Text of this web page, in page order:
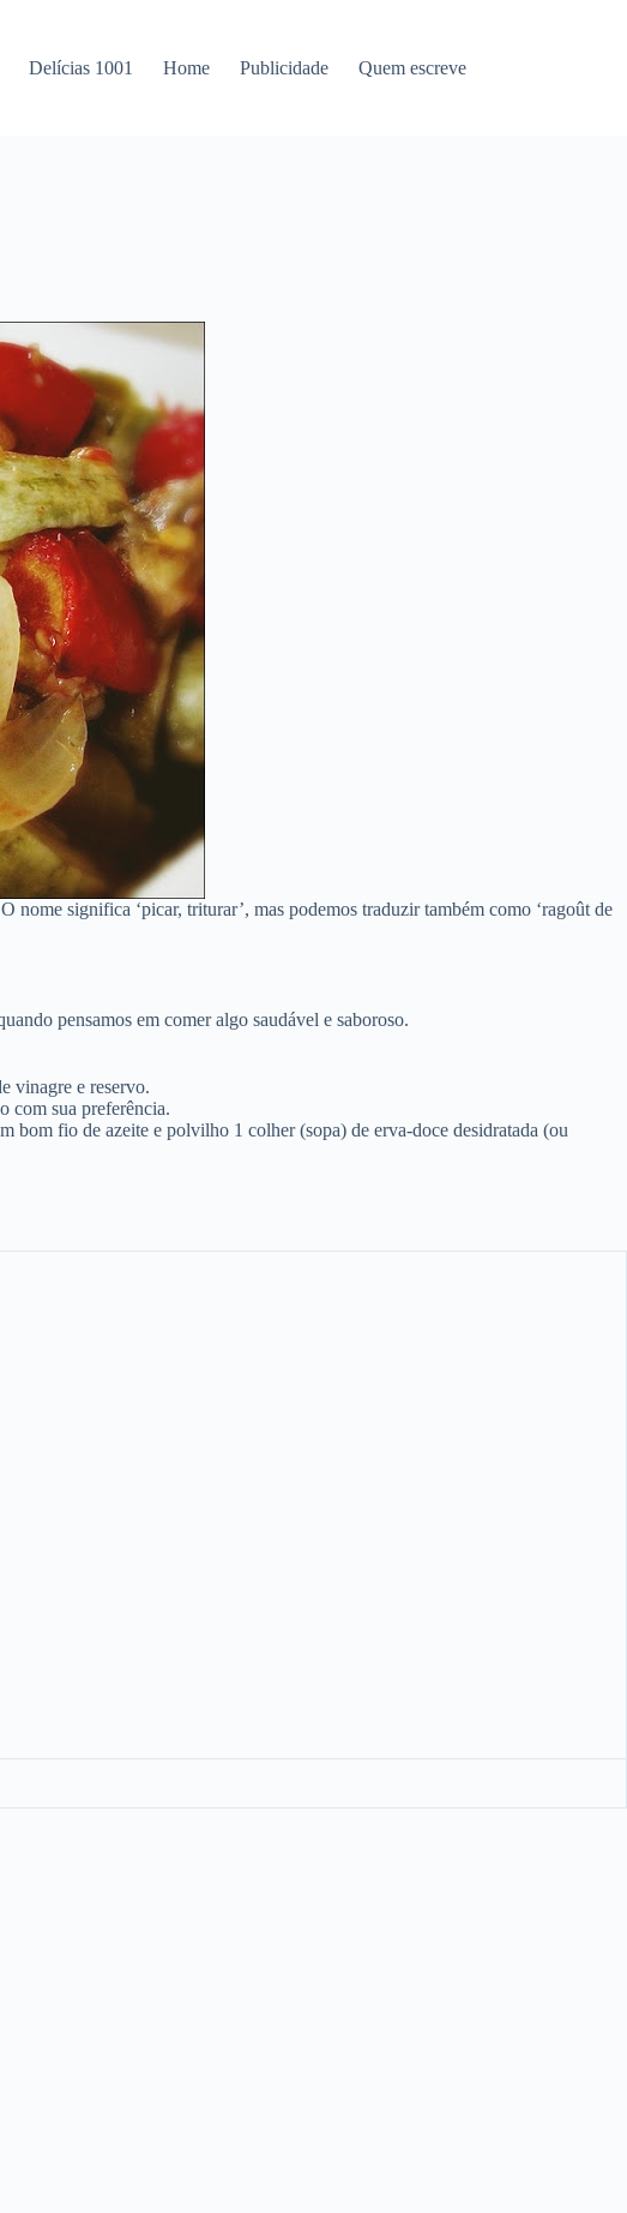
Delícias 1001 Home Publicidade Quem escreve
significa ‘picar, triturar’, mas podemos traduzir também como ‘ragoût de
pensamos em comer algo saudável e saboroso.
vinagre e reservo.
com sua preferência.
bom fio de azeite e polvilho 1 colher (sopa) de erva-doce desidratada (ou